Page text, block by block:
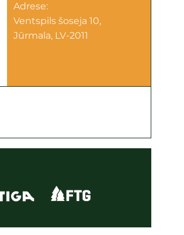
Adrese:
Ventspils šoseja 10,
Jūrmala, LV-2011